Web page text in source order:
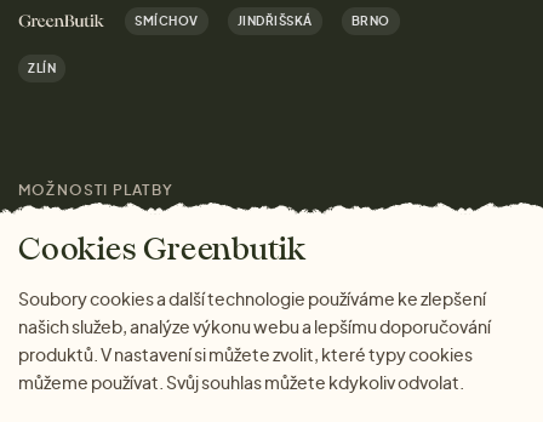
Kariéra
Značky
Magazín
Dárky
Výhody nákupu u nás
SMÍCHOV JINDŘIŠSKÁ BRNO
ZLÍN
MOŽNOSTI PLATBY
Cookies Greenbutik
Soubory cookies a další technologie používáme ke zlepšení
našich služeb, analýze výkonu webu a lepšímu doporučování
produktů. V nastavení si můžete zvolit, které typy cookies
můžeme používat. Svůj souhlas můžete kdykoliv odvolat.